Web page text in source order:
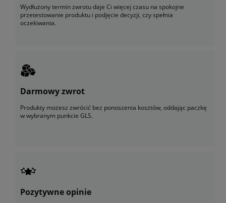
Wydłużony termin zwrotu daje Ci więcej czasu na spokojne
przetestowanie produktu i podjęcie decyzji, czy spełnia
oczekiwania.
Darmowy zwrot
Produkty możesz zwrócić bez ponoszenia kosztów, oddając paczkę
w wybranym punkcie GLS.
Pozytywne opinie